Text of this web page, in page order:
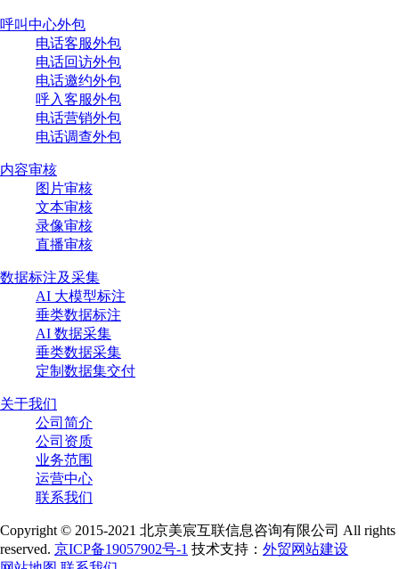
呼叫中心外包
电话客服外包
电话回访外包
电话邀约外包
呼入客服外包
电话营销外包
电话调查外包
内容审核
图片审核
文本审核
录像审核
直播审核
数据标注及采集
AI 大模型标注
垂类数据标注
AI 数据采集
垂类数据采集
定制数据集交付
关于我们
公司简介
公司资质
业务范围
运营中心
联系我们
Copyright © 2015-2021 北京美宸互联信息咨询有限公司 All rights
reserved. 京ICP备19057902号-1 技术支持： 外贸网站建设